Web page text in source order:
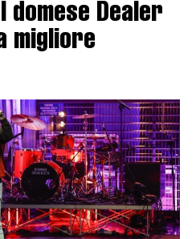
Dealer
migliore